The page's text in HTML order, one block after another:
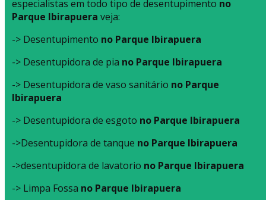
especialistas em todo tipo de desentupimento no
Parque Ibirapuera veja:
-> Desentupimento no Parque Ibirapuera
-> Desentupidora de pia no Parque Ibirapuera
-> Desentupidora de vaso sanitário no Parque
Ibirapuera
-> Desentupidora de esgoto no Parque Ibirapuera
->Desentupidora de tanque no Parque Ibirapuera
->desentupidora de lavatorio no Parque Ibirapuera
-> Limpa Fossa no Parque Ibirapuera